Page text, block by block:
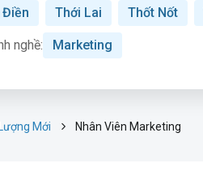
Điền
Thới Lai Thốt Nốt
nghề: Marketing
Mới Nhân Viên Marketing